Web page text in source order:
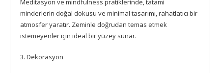
Meditasyon ve mindfulness pratiklerinde, tatami
minderlerin doğal dokusu ve minimal tasarımı, rahatlatıcı bir
atmosfer yaratır. Zeminle doğrudan temas etmek
istemeyenler için ideal bir yüzey sunar.
3. Dekorasyon